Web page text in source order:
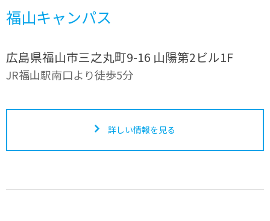
福山キャンパス
広島県福山市三之丸町9-16 山陽第2ビル1F
JR福山駅南口より徒歩5分
詳しい情報を見る